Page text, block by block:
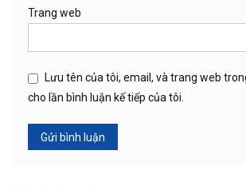
Trang web
Lưu tên của tôi, email, và trang web
cho lần bình luận kế tiếp của tôi.